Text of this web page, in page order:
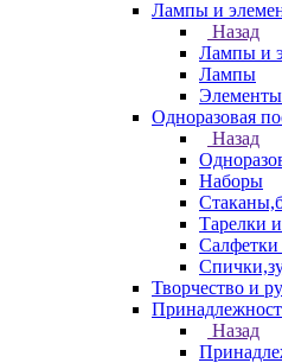
Лампы и
Назад
Лампы и
Лампы
Одноразовая
Назад
Наборы
Тарелки
Салфетки
Творчество и
Назад